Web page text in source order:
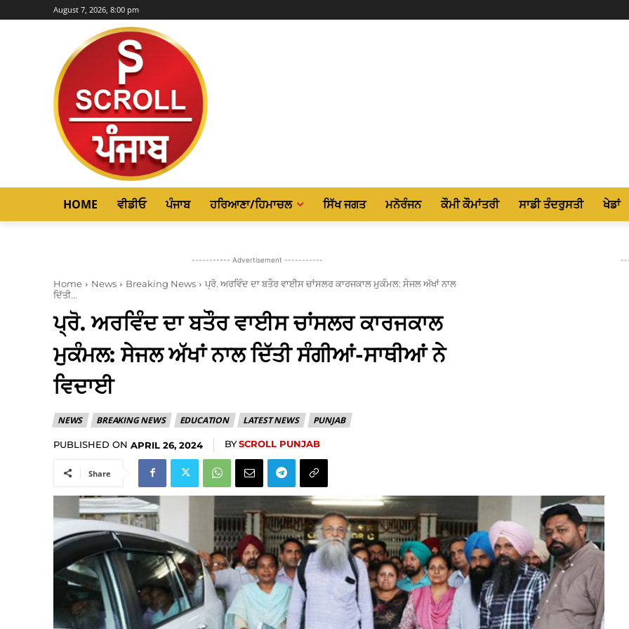
August 7, 2026, 8:00 pm
HOME ਵੀਡੀਓ ਪੰਜਾਬ ਹਰਿਆਣਾ/ਹਿਮਾਚਲ ਸਿੱਖ ਜਗਤ ਮਨੋਰੰਜਨ ਕੌਮੀ ਕੌਮਾਂਤਰੀ ਸਾਡੀ ਤੰਦਰੁਸਤੀ ਖੇਡਾਂ
----------- Advertisement -----------
Home News Breaking News
ਪ੍ਰੋ. ਅਰਵਿੰਦ ਦਾ ਬਤੌਰ ਵਾਈਸ ਚਾਂਸਲਰ ਕਾਰਜਕਾਲ ਮੁਕੰਮਲ: ਸੇਜਲ ਅੱਖਾਂ ਨਾਲ
ਦਿੱਤੀ...
ਪ੍ਰੋ. ਅਰਵਿੰਦ ਦਾ ਬਤੌਰ ਵਾਈਸ ਚਾਂਸਲਰ ਕਾਰਜਕਾਲ
ਮੁਕੰਮਲ: ਸੇਜਲ ਅੱਖਾਂ ਨਾਲ ਦਿੱਤੀ ਸੰਗੀਆਂ-ਸਾਥੀਆਂ ਨੇ
ਵਿਦਾਈ
NEWS BREAKING NEWS EDUCATION LATEST NEWS PUNJAB
PUBLISHED ON APRIL 26, 2024 BYSCROLL PUNJAB
Share